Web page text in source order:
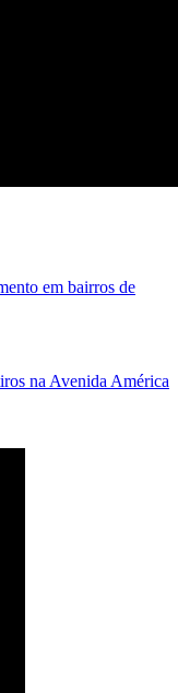
em bairros de
na Avenida América